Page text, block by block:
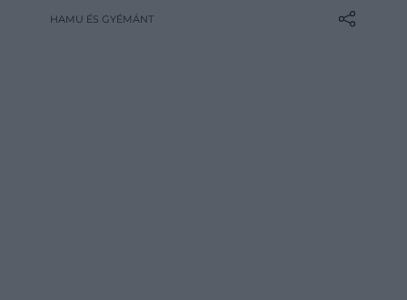
hasonló programok. Most egy olyan nő
HAMU ÉS GYÉMÁNT